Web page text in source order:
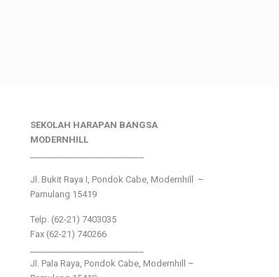
SEKOLAH HARAPAN BANGSA
MODERNHILL
Jl. Bukit Raya I, Pondok Cabe, Modernhill –
Pamulang 15419
Telp. (62-21) 7403035
Fax (62-21) 740266
Jl. Pala Raya, Pondok Cabe, Modernhill –